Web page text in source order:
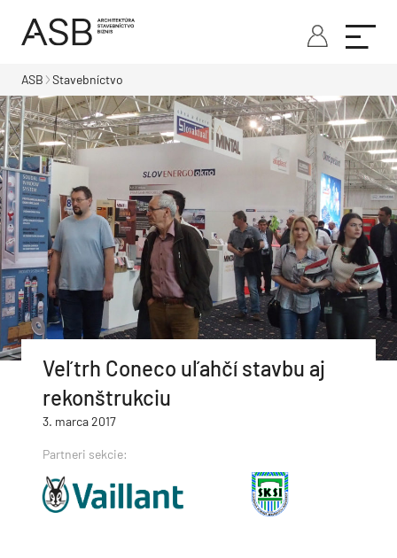
ASB Stavebníctvo
Veľtrh Coneco uľahčí stavbu aj
rekonštrukciu
3. marca 2017
Partneri sekcie: